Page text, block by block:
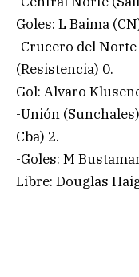
Goles: L Baima
-Crucero del
(Resistencia) 0.
Gol: Alvaro
-Unión
Cba) 2.
-Goles: M
Libre: Douglas